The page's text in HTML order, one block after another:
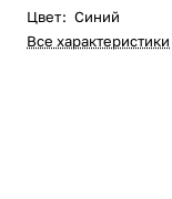
Цвет: Синий
Все характеристики